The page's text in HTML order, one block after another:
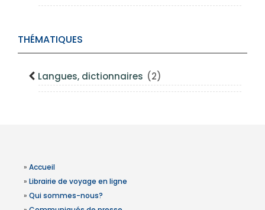
THÉMATIQUES
Langues, dictionnaires (2)
» Accueil
» Librairie de voyage en ligne
» Qui sommes-nous?